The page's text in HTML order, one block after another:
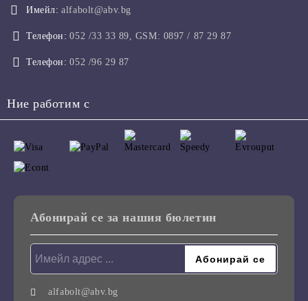
Имейл: alfabolt@abv.bg
Телефон: 052 /33 33 89, GSM: 0897 / 87 29 87
Телефон: 052 /96 29 87
Ние работим с
Абонирай се за нашия бюлетин
alfabolt@abv.bg